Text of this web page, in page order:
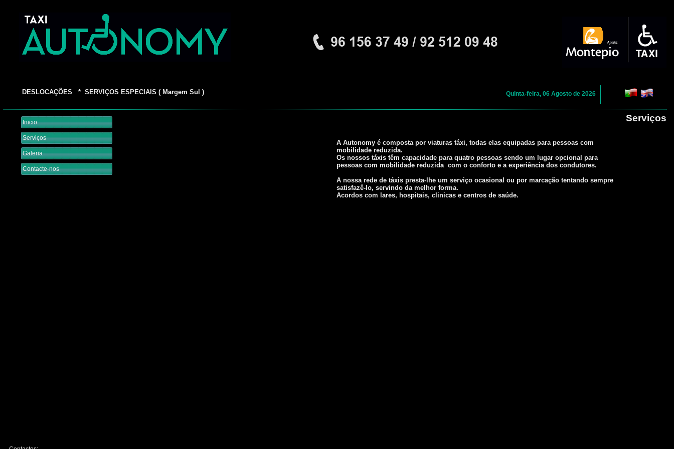
DESLOCAÇÕES * SERVIÇOS ESPECIAIS ( Margem Sul ) Quinta-feira, 06 Agosto de 2026
Inicio
Serviços
Contacte-nos
Galeria
Serviços
A Autonomy é composta por viaturas táxi, todas elas equipadas para pessoas com
mobilidade reduzida.
Os nossos táxis têm capacidade para quatro pessoas sendo um lugar opcional para
pessoas com mobilidade reduzida com o conforto e a experiência dos condutores.
A nossa rede de táxis presta-lhe um serviço ocasional ou por marcação tentando sempre
satisfazê-lo, servindo da melhor forma.
Acordos com lares, hospitais, clinicas e centros de saúde.